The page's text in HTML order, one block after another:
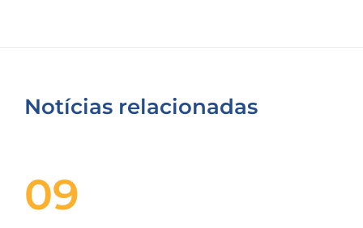
Notícias relacionadas
09